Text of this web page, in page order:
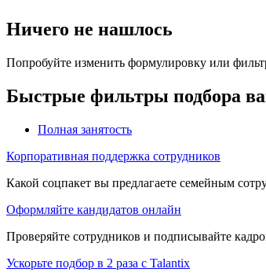
Ничего не нашлось
Попробуйте изменить формулировку или
Быстрые фильтры подбора
Полная занятость
Корпоративная поддержка сотрудников
Какой соцпакет вы предлагаете семейным
Оформляйте кандидатов онлайн
Проверяйте сотрудников и подписывайте
Ускорьте подбор в 2 раза с Talantix